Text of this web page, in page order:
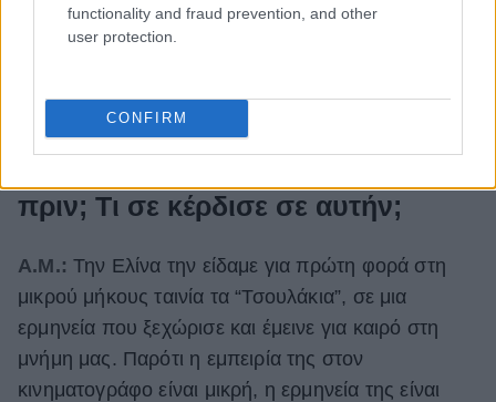
functionality and fraud prevention, and other
user protection.
CONFIRM
Αμέρισσα Μπάστα © Δημήτρης Μυλωνάς
πριν; Τι σε κέρδισε σε αυτήν;
Α.Μ.: Την Ελίνα την είδαμε για πρώτη φορά στη
μικρού μήκους ταινία τα “Τσουλάκια”, σε μια
ερμηνεία που ξεχώρισε και έμεινε για καιρό στη
μνήμη μας. Παρότι η εμπειρία της στον
κινηματογράφο είναι μικρή, η ερμηνεία της είναι